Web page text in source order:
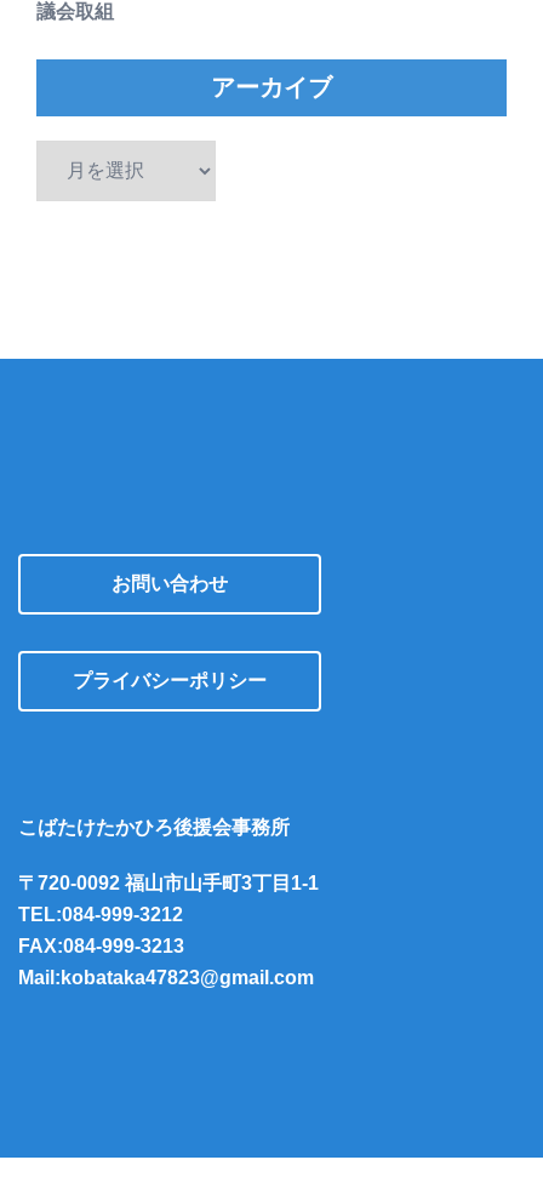
議会取組
アーカイブ
お問い合わせ
プライバシーポリシー
こばたけたかひろ後援会事務所
〒720-0092 福山市山手町3丁目1-1
TEL:084-999-3212
FAX:084-999-3213
Mail:kobataka47823@gmail.com